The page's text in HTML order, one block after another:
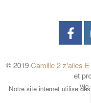
© 2019Camille 2 z'ailes E
et
Notre site internet utiliseVie